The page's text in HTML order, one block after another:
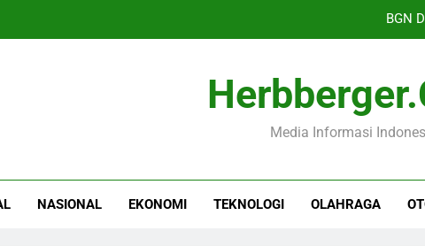
BGN
Standar
Media Informasi
NASIONAL EKONOMI TEKNOLOGI OLAHRAGA